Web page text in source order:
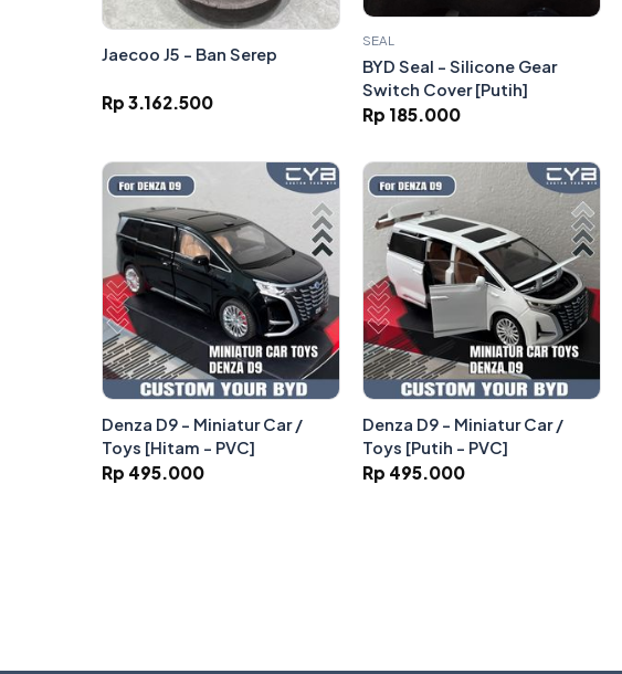
Jaecoo J5 - Ban Serep
Rp 3.162.500
SEAL
BYD Seal - Silicone Gear
Switch Cover [Putih]
Rp 185.000
Denza D9 - Miniatur Car /
Toys [Hitam - PVC]
Rp 495.000
Denza D9 - Miniatur Car /
Toys [Putih - PVC]
Rp 495.000